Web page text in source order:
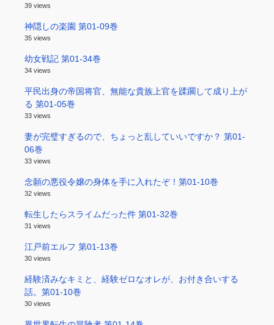
39 views
神隠しの楽園 第01-09巻
35 views
幼女戦記 第01-34巻
34 views
平民出身の帝国将官、無能な貴族上官を蹂躙して成り上が
る 第01-05巻
33 views
妻が完璧すぎるので、ちょっと乱していいですか？ 第01-
06巻
33 views
念願の悪役令嬢の身体を手に入れたぞ！第01-10巻
32 views
転生したらスライムだった件 第01-32巻
31 views
江戸前エルフ 第01-13巻
30 views
経験済みなキミと、経験ゼロなオレが、お付き合いする
話。第01-10巻
30 views